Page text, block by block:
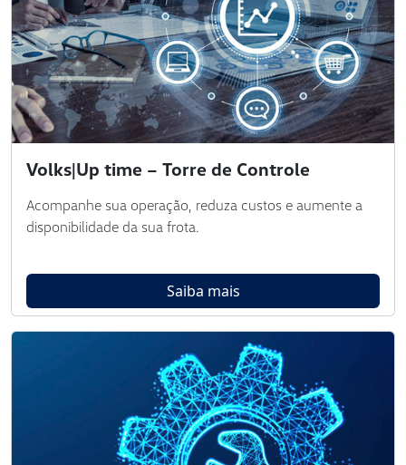
Volks|Up time – Torre de Controle
Acompanhe sua operação, reduza custos e aumente a
disponibilidade da sua frota.
Saiba mais